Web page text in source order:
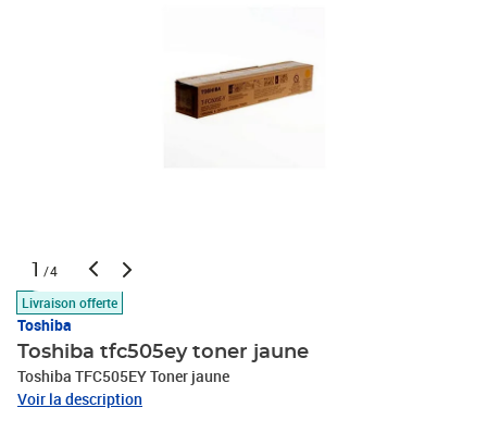
1 /4
Livraison offerte
Toshiba
Toshiba tfc505ey toner jaune
Toshiba TFC505EY Toner jaune
Voir la description